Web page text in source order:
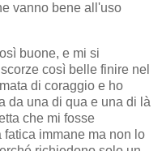
vanno bene all'uso
buone, e mi si
così belle finire nel
di coraggio e ho
da una di qua e una di là
che mi fosse
immane ma non lo